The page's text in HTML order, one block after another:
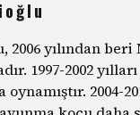
yılından beri
1997-2002
2004-